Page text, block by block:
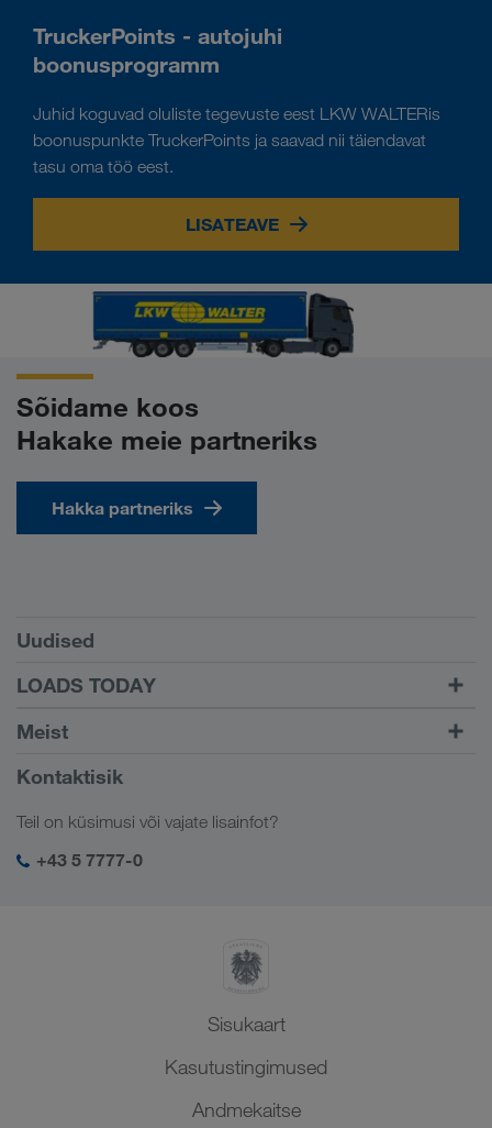
TruckerPoints - autojuhi
boonusprogramm
Juhid koguvad oluliste tegevuste eest LKW WALTERis
boonuspunkte TruckerPoints ja saavad nii täiendavat
tasu oma töö eest.
LISATEAVE
Sõidame koos
Hakake meie partneriks
Hakka partneriks
Tingimused
Uudised
LOADS TODAY
Leidke veod
LOADS TODAY
Lisateave
Sisselogimise juurde
Meist
Ettevõttest
Kontaktisik
Teil on küsimusi või vajate lisainfot?
+43 5 7777-0
Sisukaart
Kasutustingimused
Andmekaitse